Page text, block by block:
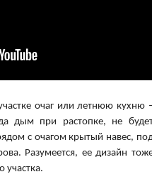
очаг или летнюю кухню
дым при растопке, не
с очагом крытый навес,
Разумеется, ее дизайн
участка.